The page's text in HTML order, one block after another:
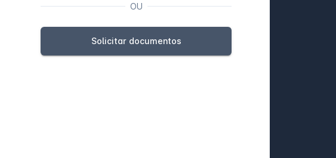
OU
Solicitar documentos